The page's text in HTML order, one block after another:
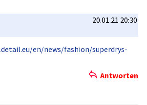
20.01.21 20:30
en­/news/fash­ion/superd­rys-
Antworten